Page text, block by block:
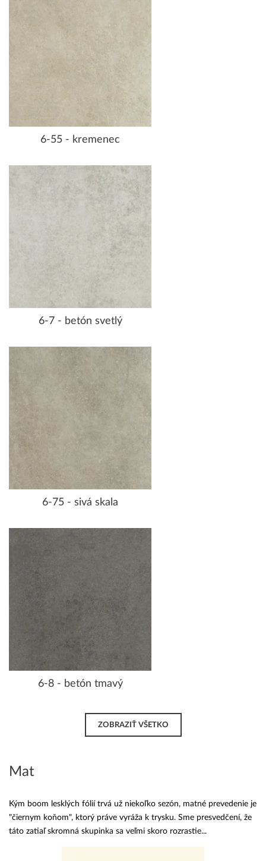
6-55 - kremenec
6-7 - betón svetlý
6-75 - sivá skala
6-8 - betón tmavý
ZOBRAZIŤ VŠETKO
Mat
Kým boom lesklých fólií trvá už niekoľko sezón, matné prevedenie je
"čiernym koňom", ktorý práve vyráža k trysku. Sme presvedčení, že
táto zatiaľ skromná skupinka sa veľmi skoro rozrastie...